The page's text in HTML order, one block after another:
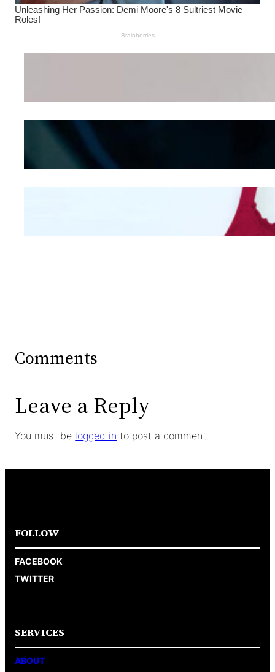
Wanita Pamer Pakaian
Kepribadian
Mengintip Kepribadian
Wanita Dari Warna Bra
Comments
Leave a Reply
You must be logged in to post a comment.
FOLLOW
FACEBOOK
TWITTER
SERVICES
ABOUT